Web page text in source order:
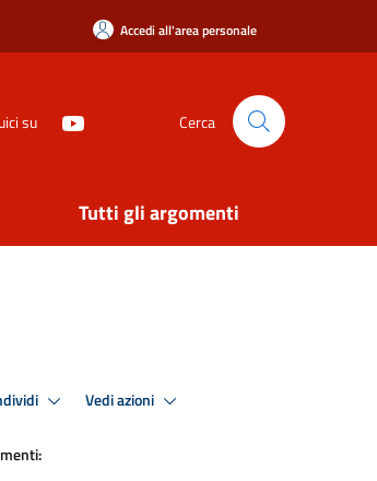
Accedi all'area personale
su Cerca
Tutti gli argomenti
Vedi azioni